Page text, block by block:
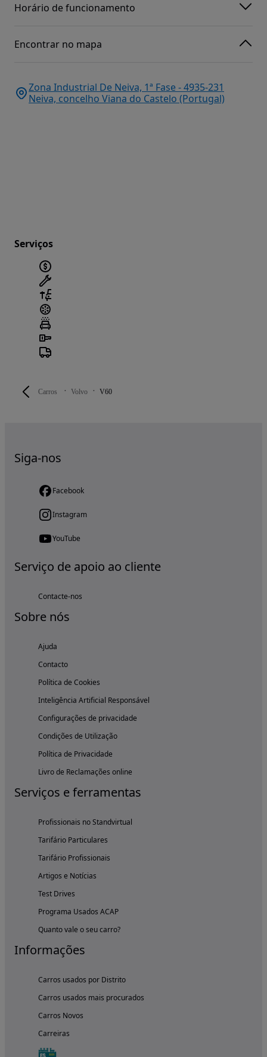
Carros Volvo V60
Horário de funcionamento
Encontrar no mapa
Zona Industrial De Neiva, 1ª Fase - 4935-231
Neiva, concelho Viana do Castelo (Portugal)
Serviços
Siga-nos
Facebook
Instagram
YouTube
Serviço de apoio ao cliente
Contacte-nos
Sobre nós
Ajuda
Contacto
Política de Cookies
Inteligência Artificial Responsável
Configurações de privacidade
Condições de Utilização
Política de Privacidade
Livro de Reclamações online
Serviços e ferramentas
Profissionais no Standvirtual
Tarifário Particulares
Tarifário Profissionais
Artigos e Notícias
Test Drives
Programa Usados ACAP
Quanto vale o seu carro?
Informações
Carros usados por Distrito
Carros usados mais procurados
Carros Novos
Carreiras